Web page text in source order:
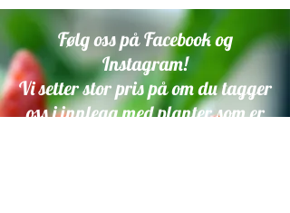
Følg oss på Facebook og
Instagram!
Vi setter stor pris på om du tagger
oss i innlegg med planter som er